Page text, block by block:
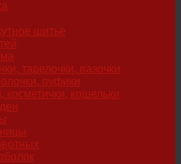
шитье
тарелочки, вазочки
пуфики
косметички, кошельки